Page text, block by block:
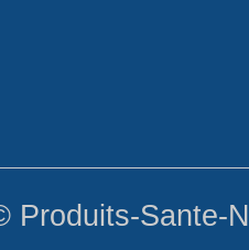
Produits-Sante-